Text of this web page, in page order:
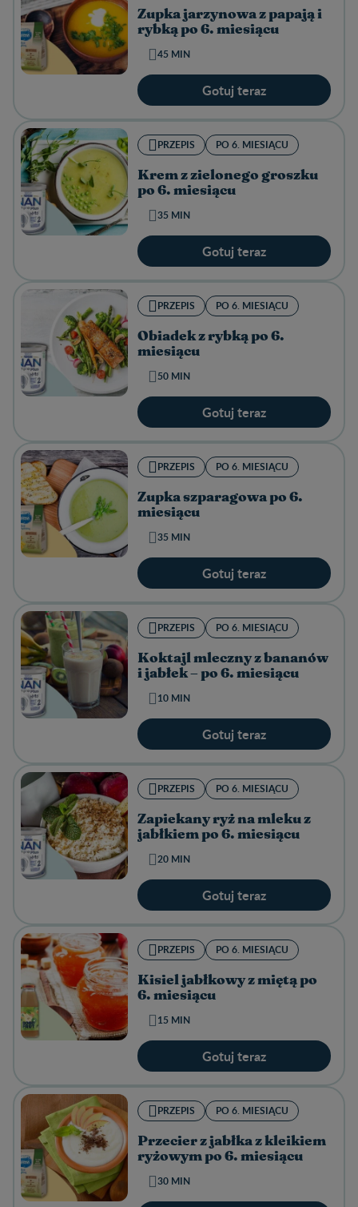
Zupka jarzynowa z papają i
rybką po 6. miesiącu
45 MIN
Gotuj teraz
PRZEPIS PO 6. MIESIĄCU
Krem z zielonego groszku
po 6. miesiącu
35 MIN
Gotuj teraz
PRZEPIS PO 6. MIESIĄCU
Obiadek z rybką po 6.
miesiącu
50 MIN
Gotuj teraz
PRZEPIS PO 6. MIESIĄCU
Zupka szparagowa po 6.
miesiącu
35 MIN
Gotuj teraz
PRZEPIS PO 6. MIESIĄCU
Koktajl mleczny z bananów
i jabłek – po 6. miesiącu
10 MIN
Gotuj teraz
PRZEPIS PO 6. MIESIĄCU
Zapiekany ryż na mleku z
jabłkiem po 6. miesiącu
20 MIN
Gotuj teraz
PRZEPIS PO 6. MIESIĄCU
Kisiel jabłkowy z miętą po
6. miesiącu
15 MIN
Gotuj teraz
PRZEPIS PO 6. MIESIĄCU
Przecier z jabłka z kleikiem
ryżowym po 6. miesiącu
30 MIN